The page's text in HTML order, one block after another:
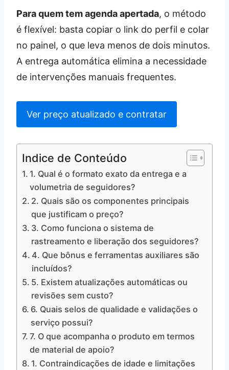
Para quem tem agenda apertada, o método
é flexível: basta copiar o link do perfil e colar
no painel, o que leva menos de dois minutos.
A entrega automática elimina a necessidade
de intervenções manuais frequentes.
Ver preço atualizado e contratar
Indice de Conteúdo
1. Qual é o formato exato da entrega e a
volumetria de seguidores?
2. Quais são os componentes principais
que justificam o preço?
3. Como funciona o sistema de
rastreamento e liberação dos seguidores?
4. Que bônus e ferramentas auxiliares são
incluídos?
5. Existem atualizações automáticas ou
revisões sem custo?
6. Quais selos de qualidade e validações o
serviço possui?
7. O que acompanha o produto em termos
de material de apoio?
1. Contraindicações de idade e limitações